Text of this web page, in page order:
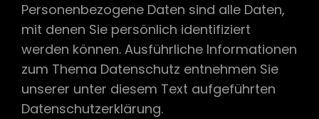
Personenbezogene Daten sind alle Daten,
mit denen Sie persönlich identifiziert
werden können. Ausführliche Informationen
zum Thema Datenschutz entnehmen Sie
unserer unter diesem Text aufgeführten
Datenschutzerklärung.